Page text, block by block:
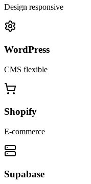
Design responsive
WordPress
CMS flexible
Shopify
E-commerce
Supabase